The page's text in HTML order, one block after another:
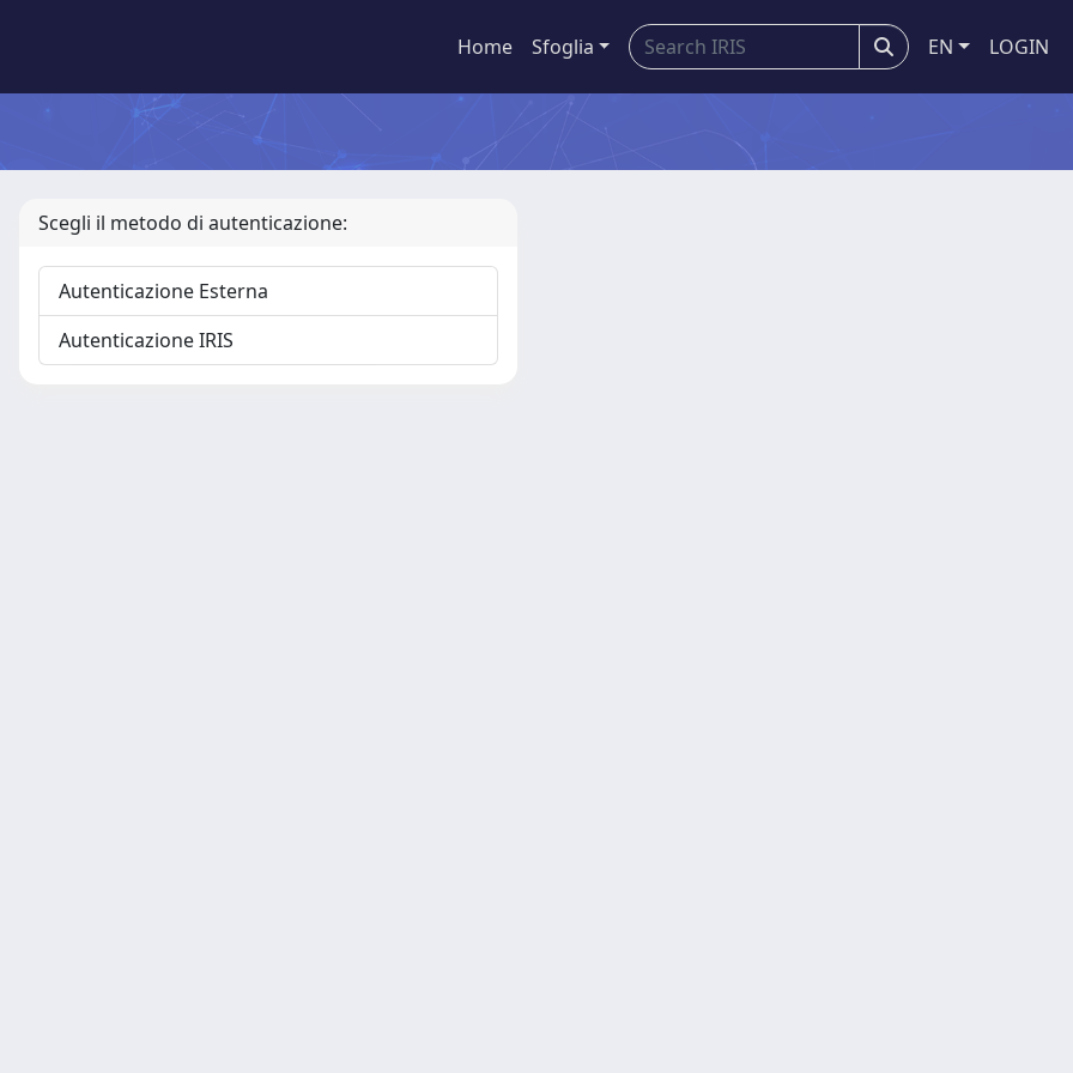
Home Sfoglia EN LOGIN
Scegli il metodo di autenticazione:
Autenticazione Esterna
Autenticazione IRIS